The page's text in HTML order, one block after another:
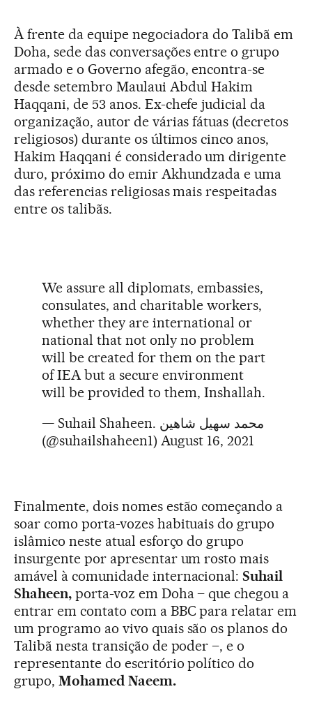
À frente da equipe negociadora do Talibã em
Doha, sede das conversações entre o grupo
armado e o Governo afegão, encontra-se
desde setembro Maulaui Abdul Hakim
Haqqani, de 53 anos. Ex-chefe judicial da
organização, autor de várias fátuas (decretos
religiosos) durante os últimos cinco anos,
Hakim Haqqani é considerado um dirigente
duro, próximo do emir Akhundzada e uma
das referencias religiosas mais respeitadas
entre os talibãs.
We assure all diplomats, embassies,
consulates, and charitable workers,
whether they are international or
national that not only no problem
will be created for them on the part
of IEA but a secure environment
will be provided to them, Inshallah.
— Suhail Shaheen. محمد سهیل شاهین
(@suhailshaheen1) August 16, 2021
Finalmente, dois nomes estão começando a
soar como porta-vozes habituais do grupo
islâmico neste atual esforço do grupo
insurgente por apresentar um rosto mais
amável à comunidade internacional:Suhail
Shaheen,porta-voz em Doha – que chegou a
entrar em contato com a BBC para relatar em
um programo ao vivo quais são os planos do
Talibã nesta transição de poder –, e o
representante do escritório político do
grupo, Mohamed Naeem.